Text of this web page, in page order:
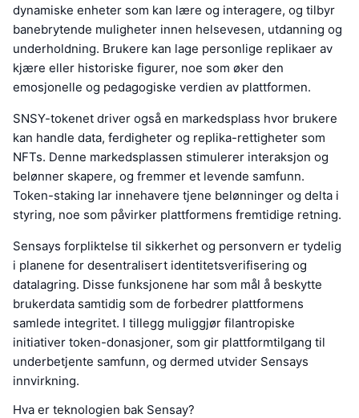
dynamiske enheter som kan lære og interagere, og tilbyr
banebrytende muligheter innen helsevesen, utdanning og
underholdning. Brukere kan lage personlige replikaer av
kjære eller historiske figurer, noe som øker den
emosjonelle og pedagogiske verdien av plattformen.
SNSY-tokenet driver også en markedsplass hvor brukere
kan handle data, ferdigheter og replika-rettigheter som
NFTs. Denne markedsplassen stimulerer interaksjon og
belønner skapere, og fremmer et levende samfunn.
Token-staking lar innehavere tjene belønninger og delta i
styring, noe som påvirker plattformens fremtidige retning.
Sensays forpliktelse til sikkerhet og personvern er tydelig
i planene for desentralisert identitetsverifisering og
datalagring. Disse funksjonene har som mål å beskytte
brukerdata samtidig som de forbedrer plattformens
samlede integritet. I tillegg muliggjør filantropiske
initiativer token-donasjoner, som gir plattformtilgang til
underbetjente samfunn, og dermed utvider Sensays
innvirkning.
Hva er teknologien bak Sensay?